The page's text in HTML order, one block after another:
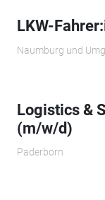
LKW-
Naumburg und
Logistics &
(m/w/d)
Paderborn